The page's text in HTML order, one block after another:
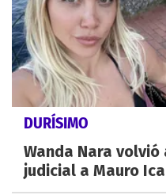
DURÍSIMO
Wanda Nara
judicial a Mauro